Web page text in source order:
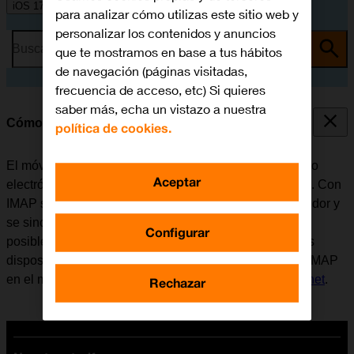
iOS 17
Busca por problema o tema
Cómo configurar el correo electrónico IMAP
El móvil se puede configurar para enviar y recibir correo
electrónico desde varias cuentas de correo electrónico. Con
IMAP se conservan los correos electrónicos en el servidor y
se sincronizan entre todos los dispositivos. Por eso es
posible tener acceso al correo electrónico desde varios
dispositivos. Antes de configurar el correo electrónico IMAP
en el móvil, es necesario
configurar el móvil para internet.
para analizar cómo utilizas este sitio web y
personalizar los contenidos y anuncios
que te mostramos en base a tus hábitos
de navegación (páginas visitadas,
frecuencia de acceso, etc) Si quieres
saber más, echa un vistazo a nuestra
política de cookies.
Configurar
Rechazar
Aceptar